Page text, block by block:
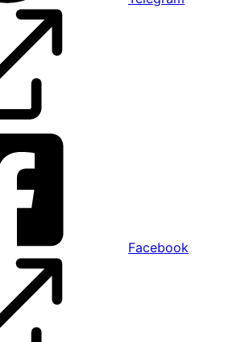
Facebook